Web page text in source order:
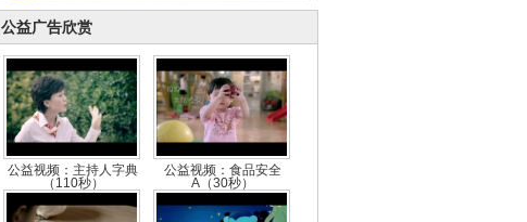
公益广告欣赏
公益视频：主持人字典
（110秒）
公益视频：食品安全
A（30秒）